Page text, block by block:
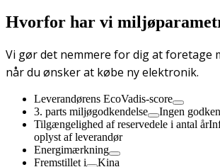
Hvorfor har vi
Vi gør det nemmere for dig at foretage
når du ønsker at købe ny elektronik.
Leverandørens EcoVadis-score
3. parts miljøgodkendelse
Ingen
Tilgængelighed af reservedele i antal år
oplyst af leverandør
Energimærkning
Fremstillet i
Kina